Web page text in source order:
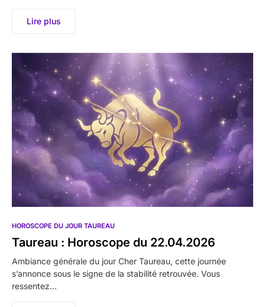
Lire plus
HOROSCOPE DU JOUR TAUREAU
Taureau : Horoscope du 22.04.2026
Ambiance générale du jour Cher Taureau, cette journée
s’annonce sous le signe de la stabilité retrouvée. Vous
ressentez…